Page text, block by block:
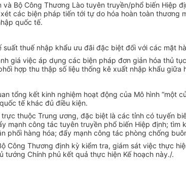
và Bộ Công Thương Lào tuyên truyền/phổ biến
các biện pháp tiến tới tự do hóa hoàn toàn
quốc tế.
thuế nhập khẩu ưu đãi đặc biệt đối với các mặt
giá việc áp dụng các biện pháp đơn giản hóa thủ
hợp thu thập số liệu thống kê xuất nhập khẩu giữa
tổng kết kinh nghiệm hoạt động của Mô hình
tế khác đủ điều kiện.
thuộc Trung ương, đặc biệt là các tỉnh có tuyến
mạnh công tác tuyên truyền phổ biến Hiệp định;
phối hàng hóa; đẩy mạnh công tác phòng chống
Công Thương định kỳ kiểm tra, giám sát việc thực
tướng Chính phủ kết quả thực hiện Kế hoạch này./.